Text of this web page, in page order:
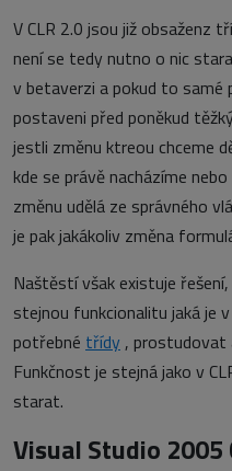
V CLR 2.0 jsou již obsaženz
není se tedy nutno o nic
v betaverzi a pokud to samé
postaveni před poněkud
jestli změnu ktreou chceme
kde se právě nacházíme
změnu udělá ze správného
je pak jakákoliv změna
Naštěstí však existuje
stejnou funkcionalitu jaká je
potřebné třídy , prostudovat
Funkčnost je stejná jako v
starat.
Visual Studio 2005